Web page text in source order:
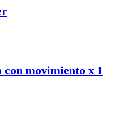
con movimiento x 1